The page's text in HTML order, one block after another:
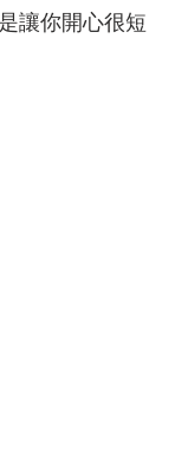
讓你開心很短